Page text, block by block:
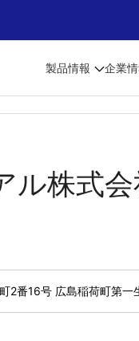
製品情報 企業
ル株式
2番16号 広島稲荷町第一